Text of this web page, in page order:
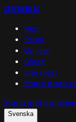
StreamAtlas
Hem
Priser
Om oss
Blogg
Live sport
Starta gratis
Starta gratis
Svenska